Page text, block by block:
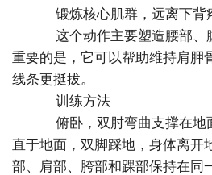
锻炼核心肌群，远离下背
这个动作主要塑造腰部、
重要的是，它可以帮助维持肩胛
线条更挺拔。
训练方法
俯卧，双肘弯曲支撑在地
直于地面，双脚踩地，身体离开
部、肩部、胯部和踝部保持在同